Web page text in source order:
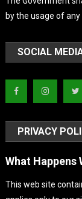
by the usage of
SOCIAL
PRIVACY
What Happens
This web site